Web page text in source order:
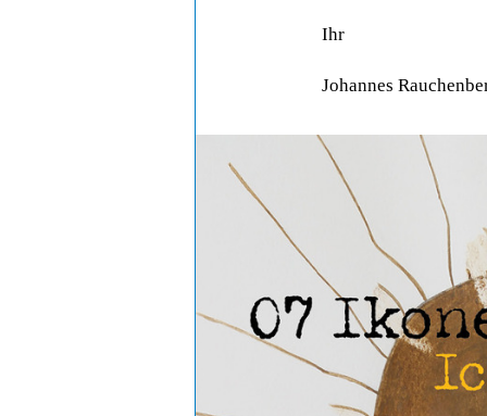
Ihr
Johannes